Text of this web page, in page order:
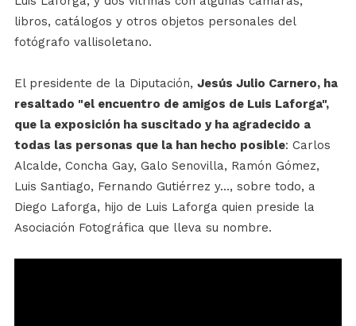
libros, catálogos y otros objetos personales del
fotógrafo vallisoletano.
El presidente de la Diputación, Jesús Julio Carnero, ha
resaltado "el encuentro de amigos de Luis Laforga",
que la exposición ha suscitado y ha agradecido a
todas las personas que la han hecho posible: Carlos
Alcalde, Concha Gay, Galo Senovilla, Ramón Gómez,
Luis Santiago, Fernando Gutiérrez y..., sobre todo, a
Diego Laforga, hijo de Luis Laforga quien preside la
Asociación Fotográfica que lleva su nombre.